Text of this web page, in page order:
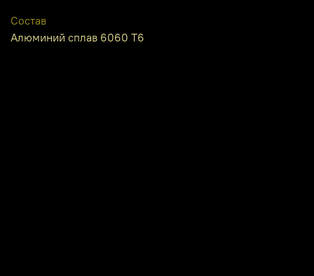
Состав
Алюминий сплав 6060 Т6